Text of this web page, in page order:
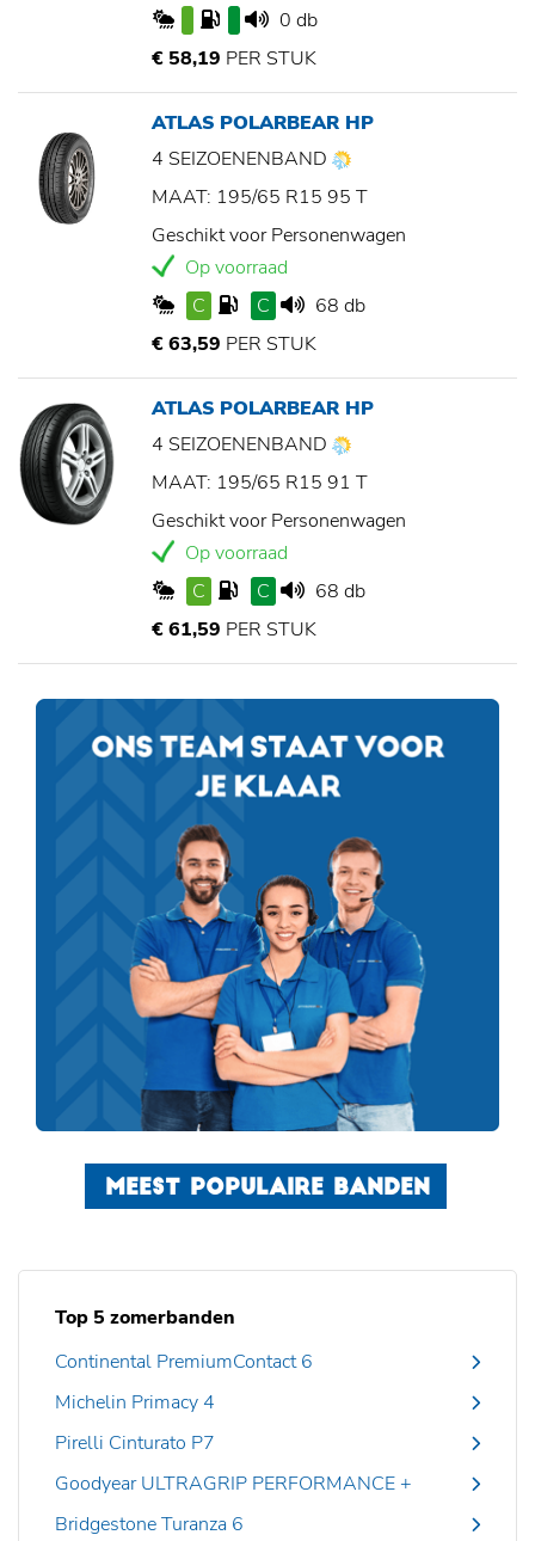
0 db
€ 58,19 PER STUK
ATLAS POLARBEAR HP
4 SEIZOENENBAND
MAAT: 195/65 R15 95 T
Geschikt voor Personenwagen
Op voorraad
C
C
68 db
€ 63,59 PER STUK
ATLAS POLARBEAR HP
4 SEIZOENENBAND
MAAT: 195/65 R15 91 T
Geschikt voor Personenwagen
Op voorraad
C
C
68 db
€ 61,59 PER STUK
MEEST POPULAIRE BANDEN
Top 5 zomerbanden
Continental PremiumContact 6
Michelin Primacy 4
Pirelli Cinturato P7
Goodyear ULTRAGRIP PERFORMANCE +
Bridgestone Turanza 6